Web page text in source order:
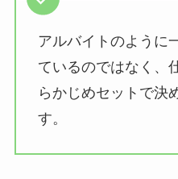
アルバイトのように
ているのではなく、
らかじめセットで決
す。